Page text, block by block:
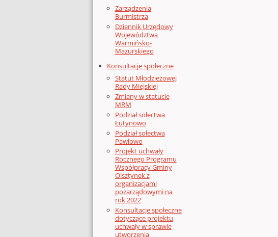
Zarządzenia
Burmistrza
Dziennik Urzędowy
Województwa
Warmińsko-
Mazurskiego
Konsultacje społeczne
Statut Młodzieżowej
Rady Miejskiej
Zmiany w statucie
MRM
Podział sołectwa
Łutynowo
Podział sołectwa
Pawłowo
Projekt uchwały
Rocznego Programu
Współpracy Gminy
Olsztynek z
organizacjami
pozarządowymi na
rok 2022
Konsultacje społeczne
dotyczące projektu
uchwały w sprawie
utworzenia